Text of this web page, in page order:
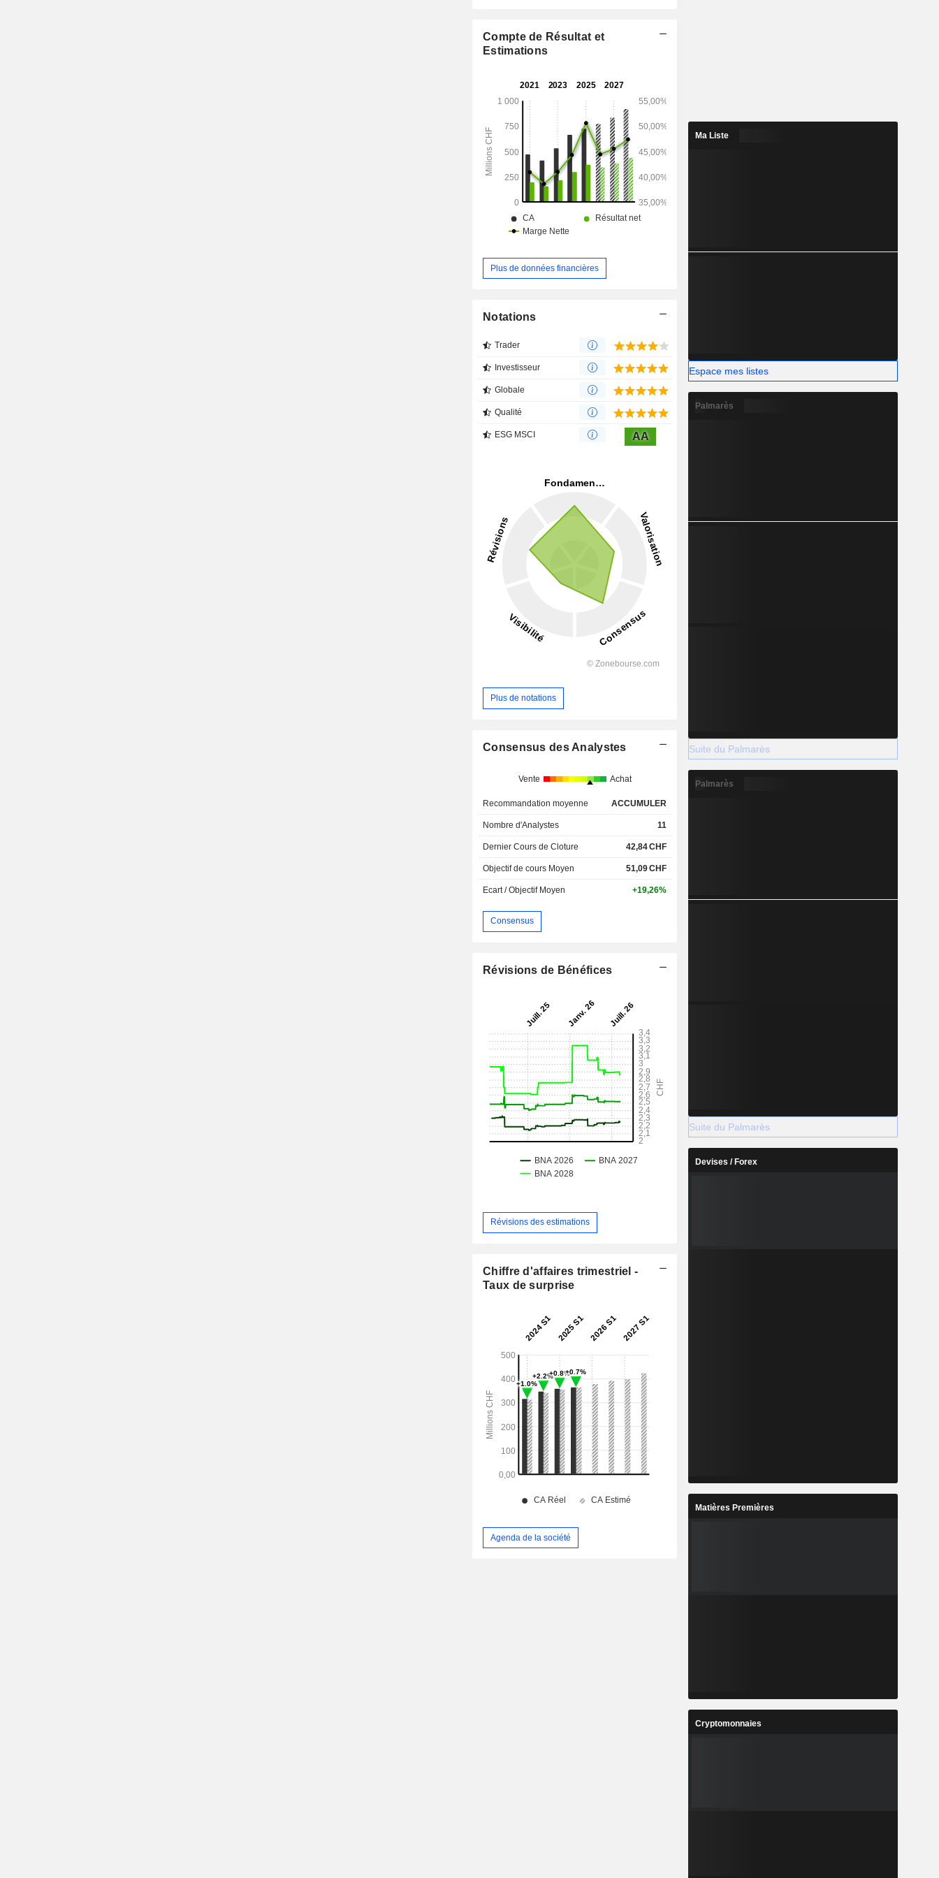
commission et des services aux entreprises
pour la gestion de leurs programmes d'options
swissquote.ch est une plateforme en ligne
fournissant les informations dont les utilisateurs
ont besoin pour effectuer des recherches
indépendantes sur divers véhicules
d'investissement. Elle est active en Suisse et à
l'étranger, notamment à Dubaï et à Malte.
Compte de Résultat et
Estimations
Plus de données financières
Notations
Trader
Investisseur
Globale
Qualité
ESG MSCI AA
Plus de notations
Consensus des Analystes
Vente Achat
Recommandation moyenne ACCUMULER
Nombre d'Analystes 11
Dernier Cours de Cloture 42,84CHF
Objectif de cours Moyen 51,09CHF
Ecart / Objectif Moyen +19,26%
Consensus
Révisions de Bénéfices
Révisions des estimations
Chiffre d'affaires trimestriel -
Taux de surprise
Agenda de la société
Ma Liste
Espace mes listes
Palmarès
Suite du Palmarès
Palmarès
Suite du Palmarès
Devises / Forex
Matières Premières
Cryptomonnaies